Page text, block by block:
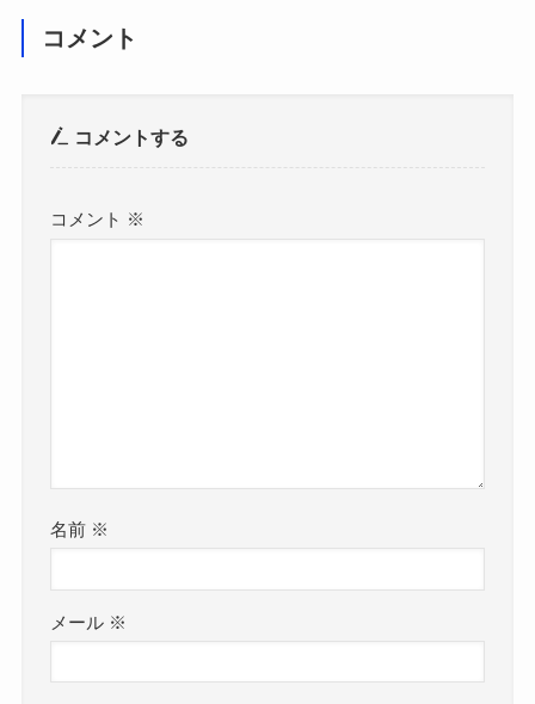
コメント
コメントする
コメント ※
名前 ※
メール ※